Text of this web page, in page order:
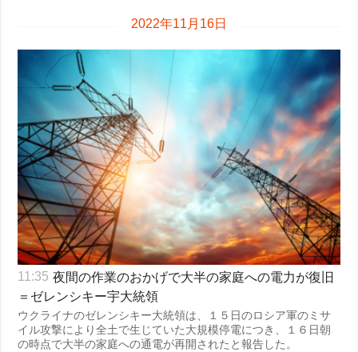
2022年11月16日
11:35 夜間の作業のおかげで大半の家庭への電力が復旧
＝ゼレンシキー宇大統領
ウクライナのゼレンシキー大統領は、１５日のロシア軍のミサ
イル攻撃により全土で生じていた大規模停電につき、１６日朝
の時点で大半の家庭への通電が再開されたと報告した。